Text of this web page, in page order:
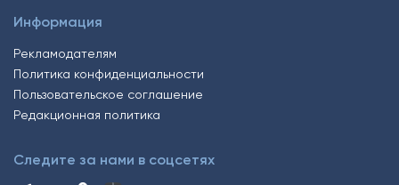
Информация
Рекламодателям
Политика конфиденциальности
Пользовательское соглашение
Редакционная политика
Следите за нами в соцсетях